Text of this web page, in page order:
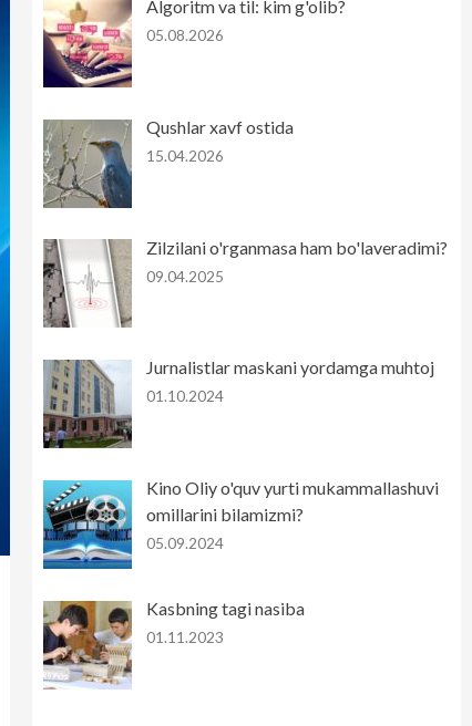
Algoritm va til: kim g'olib?
05.08.2026
Qushlar xavf ostida
15.04.2026
Zilzilani o'rganmasa ham bo'laveradimi?
09.04.2025
Jurnalistlar maskani yordamga muhtoj
01.10.2024
Kino Oliy o'quv yurti mukammallashuvi
omillarini bilamizmi?
05.09.2024
Kasbning tagi nasiba
01.11.2023